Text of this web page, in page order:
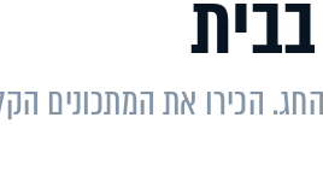
הכירו את המתכונים